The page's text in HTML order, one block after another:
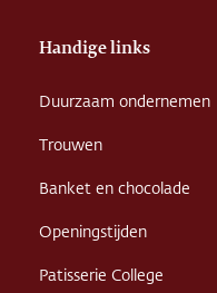
Handige links
Duurzaam ondernemen
Trouwen
Banket en chocolade
Openingstijden
Patisserie College